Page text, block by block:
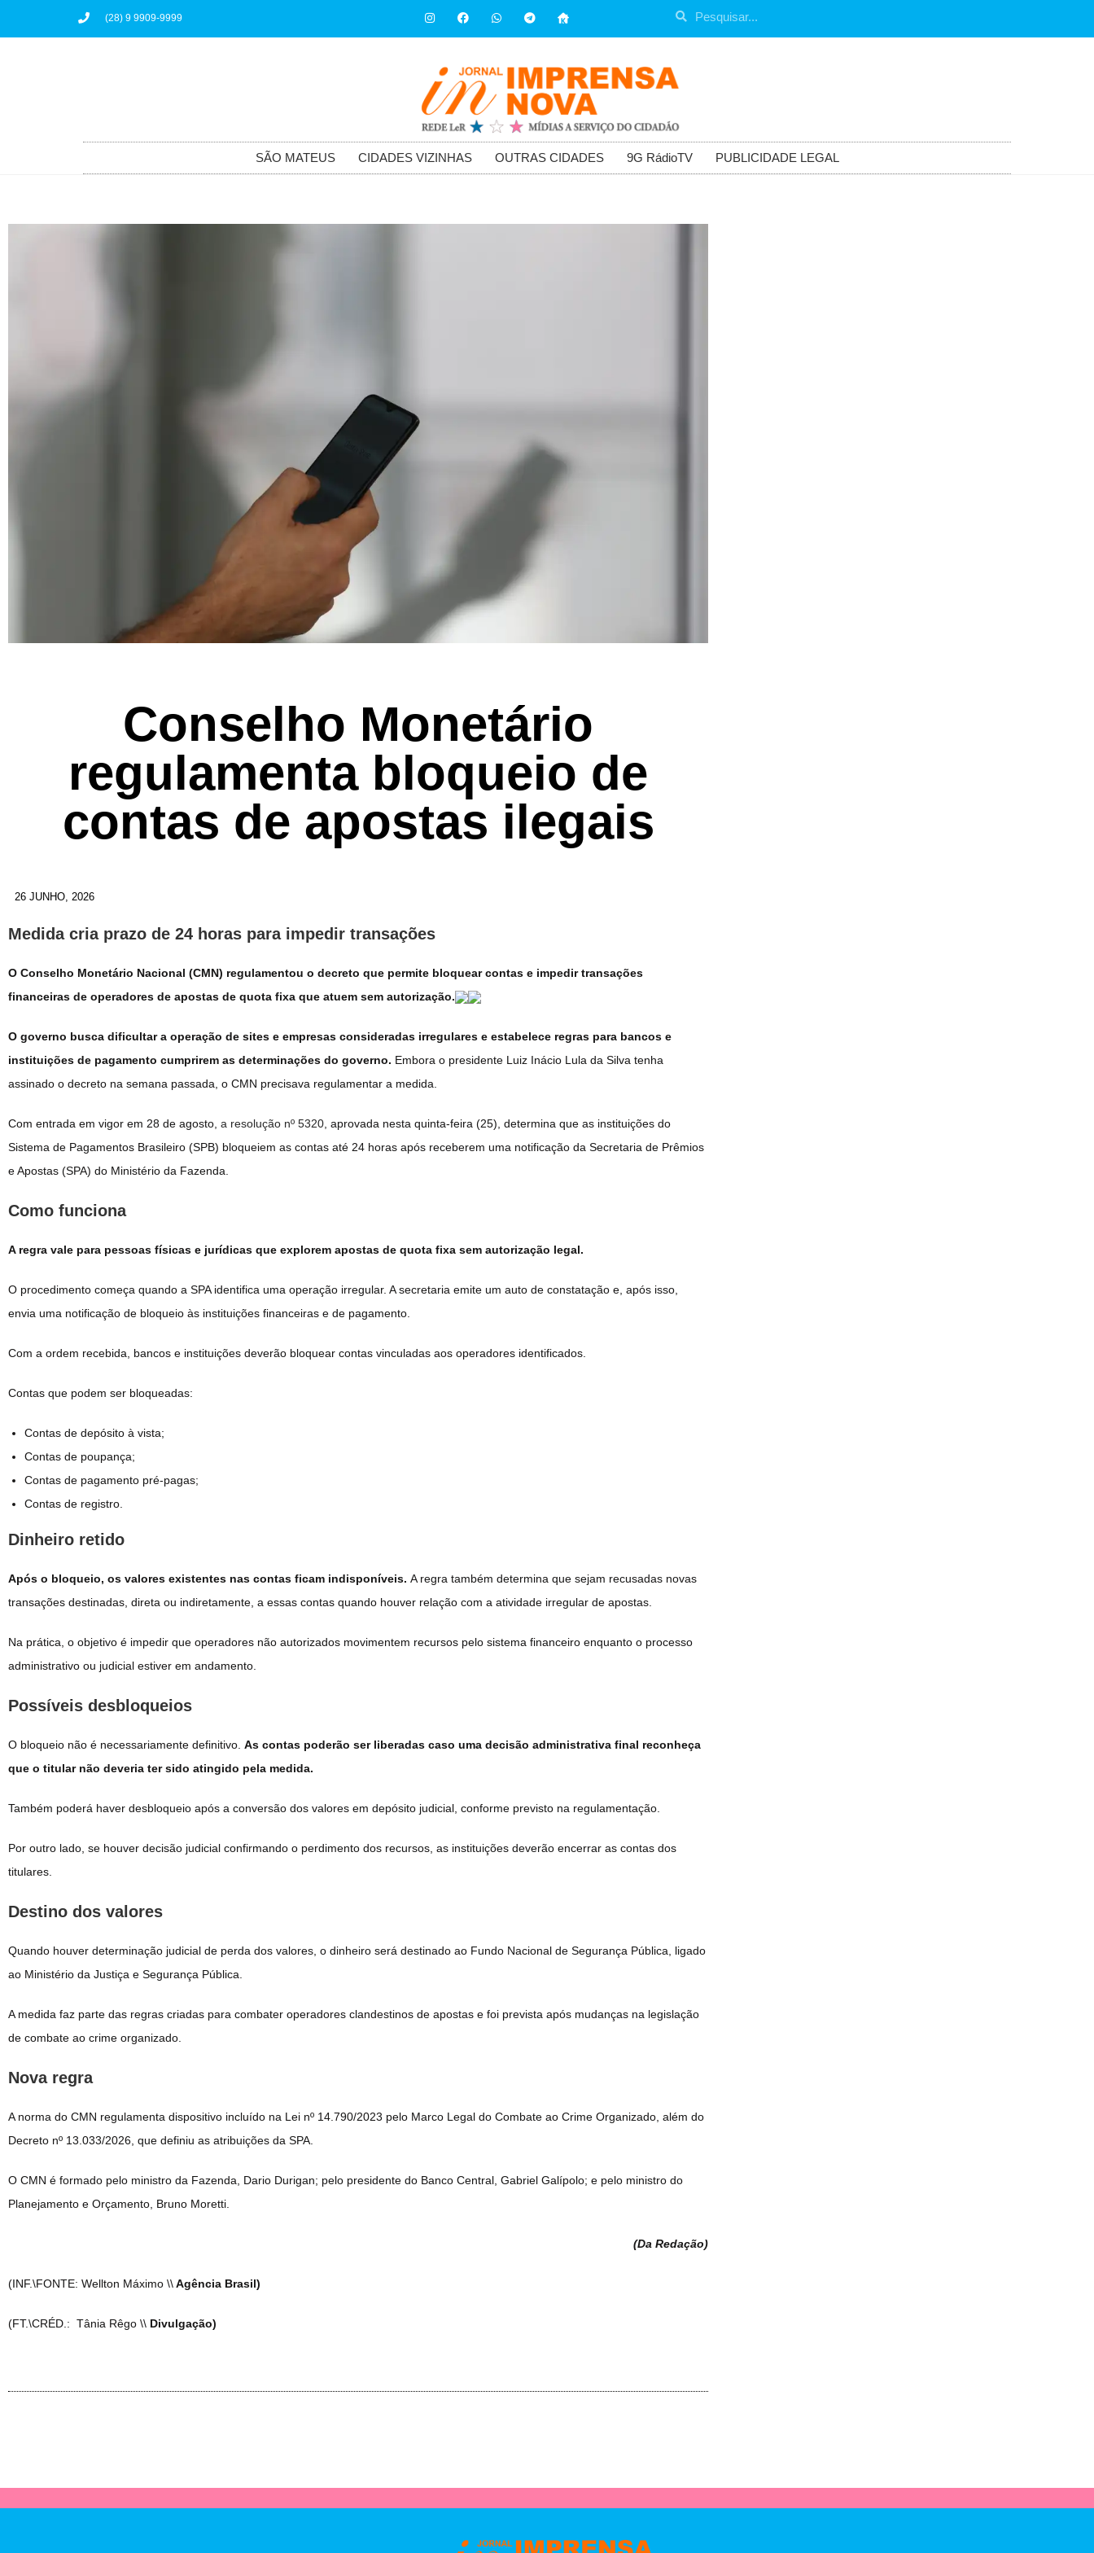
(28) 9 9909-9999
SÃO MATEUS CIDADES VIZINHAS OUTRAS CIDADES 9G RádioTV PUBLICIDADE LEGAL
Conselho Monetário
regulamenta bloqueio de
contas de apostas ilegais
26 JUNHO, 2026
Medida cria prazo de 24 horas para impedir transações
O Conselho Monetário Nacional (CMN) regulamentou o decreto que permite bloquear contas e impedir transações
financeiras de operadores de apostas de quota fixa que atuem sem autorização.
O governo busca dificultar a operação de sites e empresas consideradas irregulares e estabelece regras para bancos e
instituições de pagamento cumprirem as determinações do governo. Embora o presidente Luiz Inácio Lula da Silva tenha
assinado o decreto na semana passada, o CMN precisava regulamentar a medida.
Com entrada em vigor em 28 de agosto, a resolução nº 5320 , aprovada nesta quinta-feira (25), determina que as instituições do
Sistema de Pagamentos Brasileiro (SPB) bloqueiem as contas até 24 horas após receberem uma notificação da Secretaria de Prêmios
e Apostas (SPA) do Ministério da Fazenda.
Como funciona
A regra vale para pessoas físicas e jurídicas que explorem apostas de quota fixa sem autorização legal.
O procedimento começa quando a SPA identifica uma operação irregular. A secretaria emite um auto de constatação e, após isso,
envia uma notificação de bloqueio às instituições financeiras e de pagamento.
Com a ordem recebida, bancos e instituições deverão bloquear contas vinculadas aos operadores identificados.
Contas que podem ser bloqueadas:
Contas de depósito à vista;
Contas de poupança;
Contas de pagamento pré-pagas;
Contas de registro.
Dinheiro retido
Após o bloqueio, os valores existentes nas contas ficam indisponíveis. A regra também determina que sejam recusadas novas
transações destinadas, direta ou indiretamente, a essas contas quando houver relação com a atividade irregular de apostas.
Na prática, o objetivo é impedir que operadores não autorizados movimentem recursos pelo sistema financeiro enquanto o processo
administrativo ou judicial estiver em andamento.
Possíveis desbloqueios
O bloqueio não é necessariamente definitivo. As contas poderão ser liberadas caso uma decisão administrativa final reconheça
que o titular não deveria ter sido atingido pela medida.
Também poderá haver desbloqueio após a conversão dos valores em depósito judicial, conforme previsto na regulamentação.
Por outro lado, se houver decisão judicial confirmando o perdimento dos recursos, as instituições deverão encerrar as contas dos
titulares.
Destino dos valores
Quando houver determinação judicial de perda dos valores, o dinheiro será destinado ao Fundo Nacional de Segurança Pública, ligado
ao Ministério da Justiça e Segurança Pública.
A medida faz parte das regras criadas para combater operadores clandestinos de apostas e foi prevista após mudanças na legislação
de combate ao crime organizado.
Nova regra
A norma do CMN regulamenta dispositivo incluído na Lei nº 14.790/2023 pelo Marco Legal do Combate ao Crime Organizado, além do
Decreto nº 13.033/2026, que definiu as atribuições da SPA.
O CMN é formado pelo ministro da Fazenda, Dario Durigan; pelo presidente do Banco Central, Gabriel Galípolo; e pelo ministro do
Planejamento e Orçamento, Bruno Moretti.
(Da Redação)
(INF.\FONTE: Wellton Máximo \\Agência Brasil)
(FT.\CRÉD.: Tânia Rêgo \\ Divulgação)